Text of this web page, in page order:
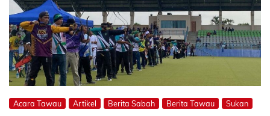
Acara Tawau Artikel Berita Sabah Berita Tawau Sukan